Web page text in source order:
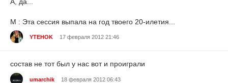
М : Эта сессия выпала на год твоего 20-илетия...
YTEHOK 17 февраля 2012 21:46
состав не тот был у нас вот и проиграли
umarchik 18 февраля 2012 06:43